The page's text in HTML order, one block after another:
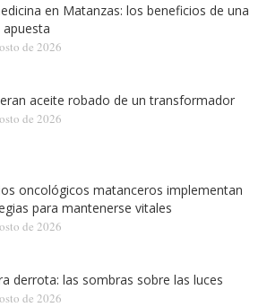
en Matanzas: los beneficios de una
de 2026
aceite robado de un transformador
de 2026
oncológicos matanceros implementan
para mantenerse vitales
de 2026
derrota: las sombras sobre las luces
de 2026